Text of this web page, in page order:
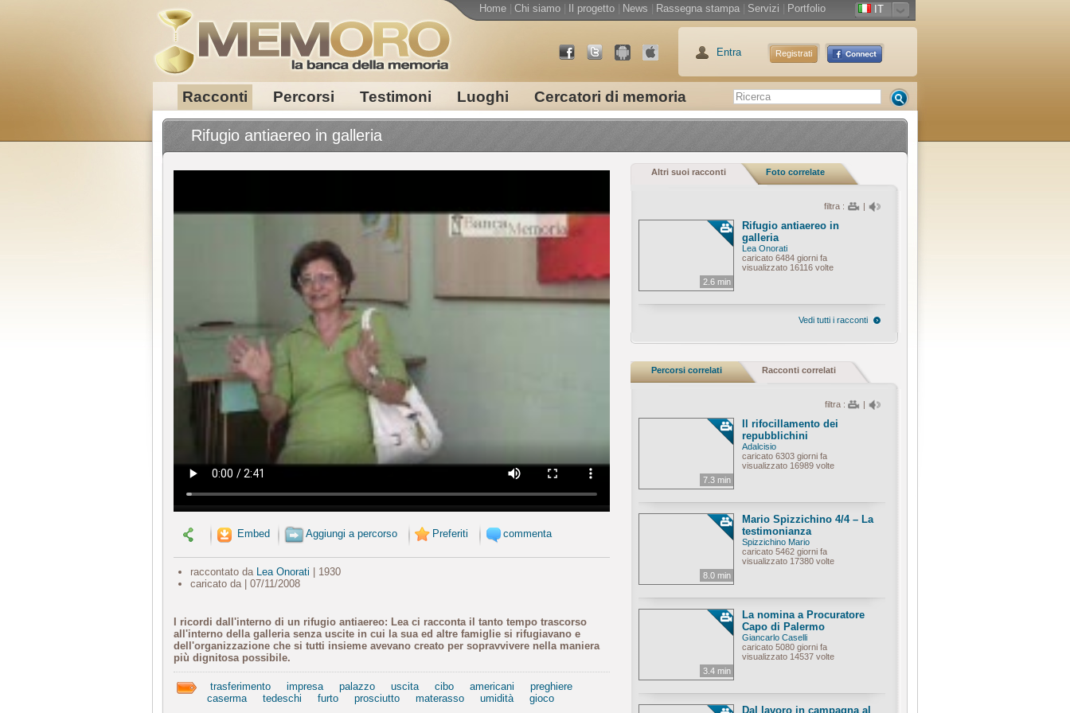
Racconti Percorsi Testimoni Luoghi Cercatori di memoria
Home Chi siamo Il progetto News Rassegna stampa Servizi Portfolio IT
Entra Registrati
Rifugio antiaereo in galleria
Embed Aggiungi a percorso Preferiti commenta
raccontato da Lea Onorati | 1930
caricato da
| 07/11/2008
I ricordi dall'interno di un rifugio antiaereo: Lea ci racconta il tanto tempo trascorso
all'interno della galleria senza uscite in cui la sua ed altre famiglie si rifugiavano e
dell'organizzazione che si tutti insieme avevano creato per sopravvivere nella maniera
più dignitosa possibile.
trasferimento impresa palazzo uscita cibo americani
preghiere
caserma
tedeschi furto prosciutto materasso umidità gioco
Altri suoi racconti Foto correlate
filtra : |
2.6 min
Rifugio antiaereo in
galleria
Lea Onorati
caricato 6484 giorni fa
visualizzato 16116 volte
Vedi tutti i racconti
Percorsi correlati Racconti correlati
filtra : |
7.3 min
Il rifocillamento dei
repubblichini
Adalcisio
caricato 6303 giorni fa
visualizzato 16989 volte
8.0 min
Mario Spizzichino 4/4 – La
testimonianza
Spizzichino Mario
caricato 5462 giorni fa
visualizzato 17380 volte
3.4 min
La nomina a Procuratore
Capo di Palermo
Giancarlo Caselli
caricato 5080 giorni fa
visualizzato 14537 volte
Dal lavoro in campagna al